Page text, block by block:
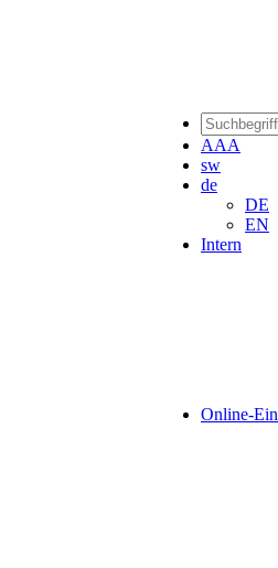
AAA
sw
de
DE
EN
Intern
Online-